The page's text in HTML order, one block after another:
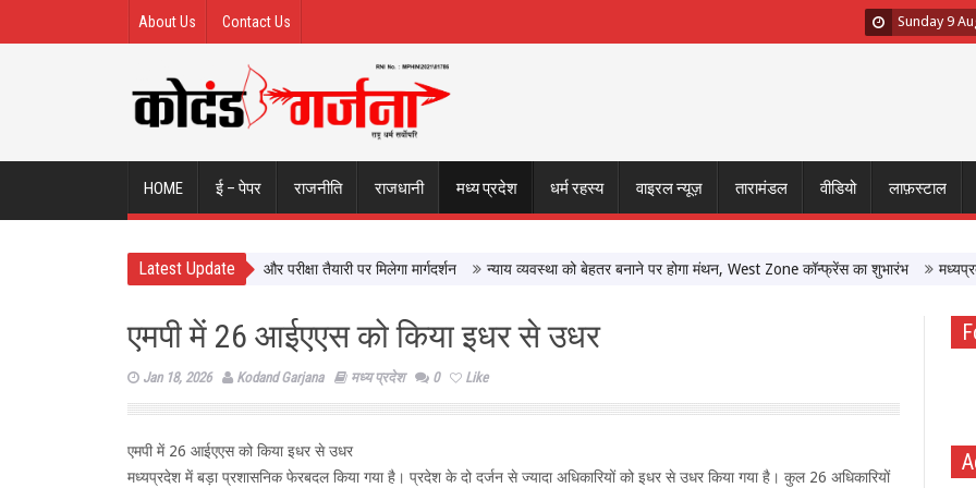
About Us Contact Us Sunday 9
HOME ई – पेपर राजनीति राजधानी मध्य प्रदेश धर्म रहस्य वाइरल न्यूज़ तारामंडल वीडियो लाफ़स्टाल
Latest Update
से सीधे सीखेंगे यूपी के छात्र, करियर और परीक्षा तैयारी पर मिलेगा मार्गदर्शन न्याय व्यवस्था को बेहतर बनाने पर होगा मंथन, West Zone कॉन्फ्रेंस का शुभारंभ मध्यप्रदेश में
एमपी में 26 आईएएस को किया इधर से उधर
Jan 18, 2026 Kodand Garjana मध्य प्रदेश 0 Like
एमपी में 26 आईएएस को किया इधर से उधर
मध्यप्रदेश में बड़ा प्रशासनिक फेरबदल किया गया है। प्रदेश के दो दर्जन से ज्यादा अधिकारियों को इधर से उधर किया गया है। कुल 26 अधिकारियों